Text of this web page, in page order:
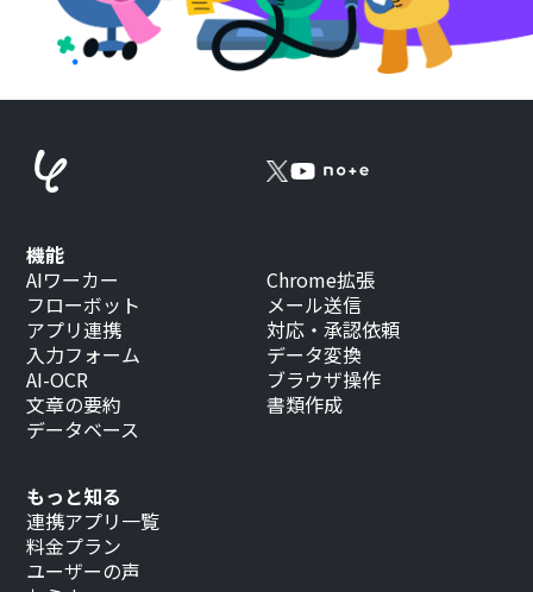
もっと知る
連携アプリ一覧
料金プラン
ユーザーの声
機能
AIワーカー
フローボット
アプリ連携
入力フォーム
AI-OCR
文章の要約
データベース
Chrome拡張
メール送信
対応・承認依頼
データ変換
ブラウザ操作
書類作成